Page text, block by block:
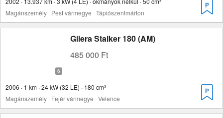
Magánszemély · Pest vármegye · Tápiószentmárton
Gilera Stalker 180 (AM)
485 000 Ft
2006 · 1 km · 24 kW (32 LE) · 180 cm³
Magánszemély · Fejér vármegye · Velence